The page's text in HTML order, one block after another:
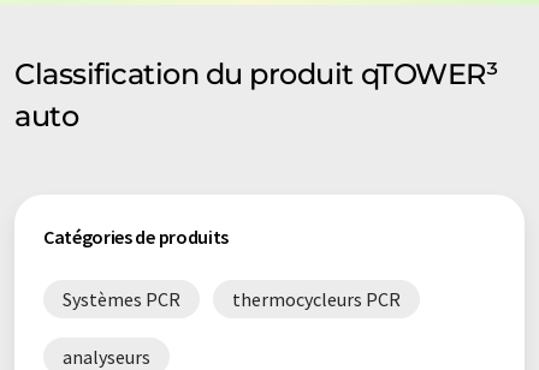
Classification du produit qTOWER³
auto
Catégories de produits
Systèmes PCR thermocycleurs PCR
analyseurs